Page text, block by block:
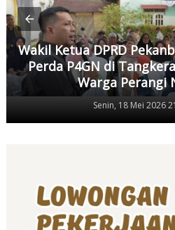
Wakil Ketua DPRD
Perda P4GN di
Warga Perangi
Senin, 18 Mei 2026